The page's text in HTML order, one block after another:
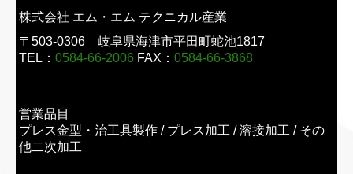
株式会社 エム・エム テクニカル産業
〒503-0306岐阜県海津市平田町蛇池1817
TEL：0584-66-2006 FAX：0584-66-3868
営業品目
プレス金型・治工具製作 / プレス加工 /溶接加工 / その
他二次加工